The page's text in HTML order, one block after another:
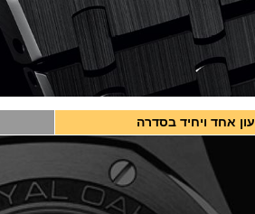
אחד ויחיד בסדרה